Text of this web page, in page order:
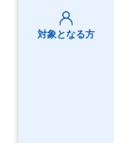
対象となる方